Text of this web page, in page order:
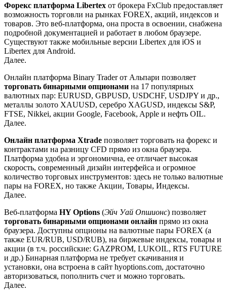
Форекс платформа Libertex от брокера FxClub предоставляет
возможность торговли на рынках FOREX, акций, индексов и
товаров. Это веб-платформа, она проста в освоении, снабжена
подробной документацией и работает в любом браузере.
Существуют также мобильные версии Libertex для iOS и
Libertex для Android.
Далее.
Онлайн платформа Binary Trader от Альпари позволяет
торговать бинарными опционами на 17 популярных
валютных пар: EURUSD, GBPUSD, USDCHF, USDJPY и др.,
металлы золото XAUUSD, серебро XAGUSD, индексы S&P,
FTSE, Nikkei, акции Google, Facebook, Apple и нефть OIL.
Далее.
Онлайн платформа Xtrade позволяет торговать на форекс и
контрактами на разницу CFD прямо из окна браузера.
Платформа удобна и эргономична, ее отличает высокая
скорость, современный дизайн интерфейса и огромное
количество торговых инструментов: здесь не только валютные
пары на FOREX, но также Акции, Товары, Индексы.
Далее.
Веб-платформа HY Options (Эйч Уай Опшионс) позволяет
торговать бинарными опционами онлайн прямо из окна
браузера. Доступны опционы на валютные пары FOREX (а
также EUR/RUB, USD/RUB), на биржевые индексы, товары и
акции (в т.ч. российские: GAZPROM, LUKOIL, RTS FUTURE
и др.) Бинарная платформа не требует скачивания и
установки, она встроена в сайт hyoptions.com, достаточно
авторизоваться, пополнить счет и можно торговать.
Далее.